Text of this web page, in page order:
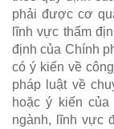
phải được cơ
lĩnh vực thẩm
định của Chính
có ý kiến về
pháp luật về
hoặc ý kiến
ngành, lĩnh vực